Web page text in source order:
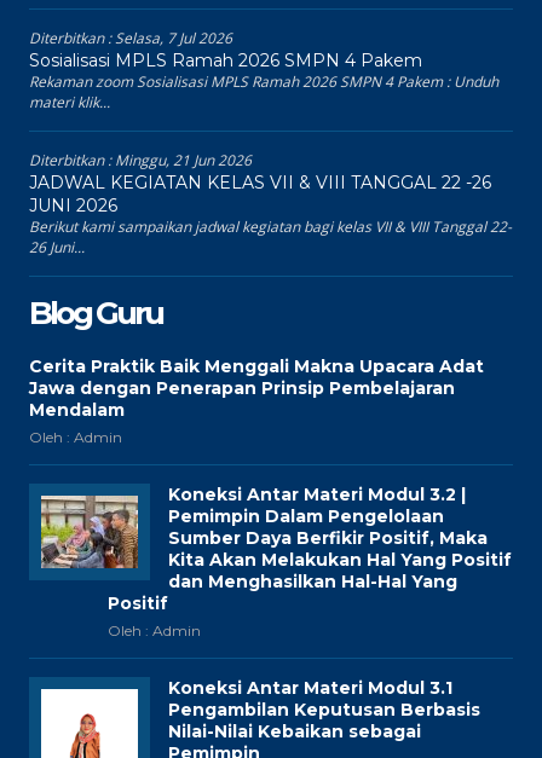
Diterbitkan :Selasa, 7 Jul 2026
Sosialisasi MPLS Ramah 2026 SMPN 4 Pakem
Rekaman zoom Sosialisasi MPLS Ramah 2026 SMPN 4 Pakem : Unduh
materi klik...
Diterbitkan :Minggu, 21 Jun 2026
JADWAL KEGIATAN KELAS VII & VIII TANGGAL 22 -26
JUNI 2026
Berikut kami sampaikan jadwal kegiatan bagi kelas VII & VIII Tanggal 22-
26 Juni...
Blog Guru
Cerita Praktik Baik Menggali Makna Upacara Adat
Jawa dengan Penerapan Prinsip Pembelajaran
Mendalam
Oleh : Admin
Koneksi Antar Materi Modul 3.2 |
Pemimpin Dalam Pengelolaan
Sumber Daya Berfikir Positif, Maka
Kita Akan Melakukan Hal Yang Positif
dan Menghasilkan Hal-Hal Yang
Positif
Oleh : Admin
Koneksi Antar Materi Modul 3.1
Pengambilan Keputusan Berbasis
Nilai-Nilai Kebaikan sebagai
Pemimpin